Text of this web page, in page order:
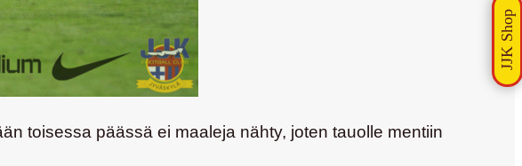
toisessa päässä ei maaleja nähty, joten tauolle mentiin